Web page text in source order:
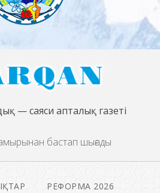
— саяси апталық газеті
бастап шығады
РЕФОРМА 2026